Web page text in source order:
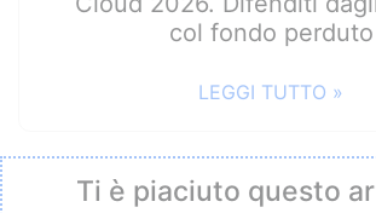
col fondo perduto
LEGGI TUTTO »
Ti è piaciuto questo